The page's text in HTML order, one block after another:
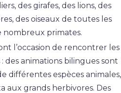
des girafes, des lions, des
des oiseaux de toutes les
nombreux primates.
l’occasion de rencontrer les
des animations bilingues sont
différentes espèces animales,
aux grands herbivores. Des